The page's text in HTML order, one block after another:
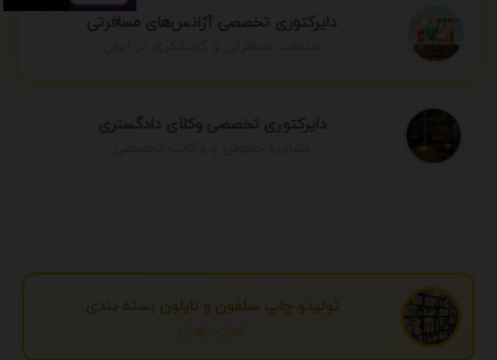
دایرکتوری تخصصی آژانس‌های مسافرتی
دایرکتوری تخصصی وکلای دادگستری
تولیدو چاپ سلفون و نایلون بسته بندی
تهران، تهران